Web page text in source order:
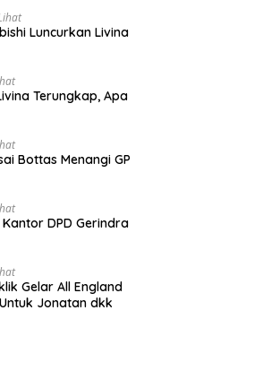
Pesta Bola Dunia 2026, Polda
Sumsel dan organisasi Islam
Sumsel
Luncurkan Livina
Terungkap, Apa
Bottas Menangi GP
DPD Gerindra
Gelar All England
Jonatan dkk